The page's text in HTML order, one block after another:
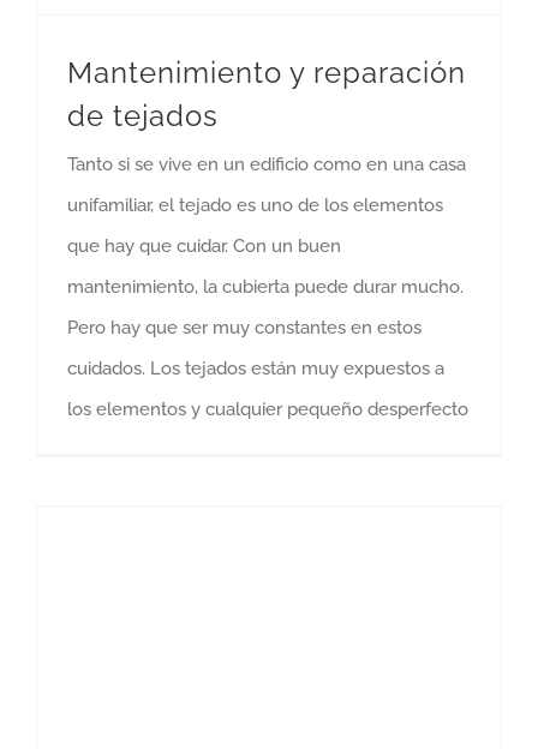
Mantenimiento y reparación
de tejados
Tanto si se vive en un edificio como en una casa
unifamiliar, el tejado es uno de los elementos
que hay que cuidar. Con un buen
mantenimiento, la cubierta puede durar mucho.
Pero hay que ser muy constantes en estos
cuidados. Los tejados están muy expuestos a
los elementos y cualquier pequeño desperfecto